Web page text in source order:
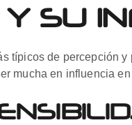
Y SU
típicos de percepción
mucha en influencia